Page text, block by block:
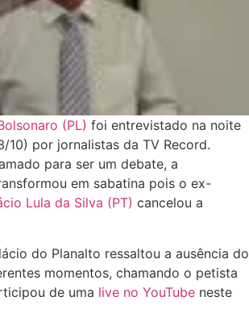
(PL) foi entrevistado na noite
10) por jornalistas da TV Record.
para ser um debate, a
em sabatina pois o ex-
Lula da Silva (PT) cancelou a
do Planalto ressaltou a ausência do
momentos, chamando o petista
de uma live no YouTube neste